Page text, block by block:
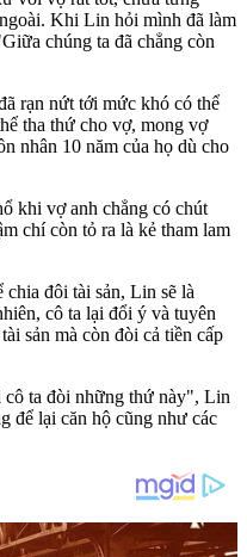
Khi Lin hỏi mình đã làm
chúng ta đã chẳng còn
rạn nứt tới mức khó có thể
tha thứ cho vợ, mong vợ
nhân 10 năm của họ dù cho
khi vợ anh chẳng có chút
chí còn tỏ ra là kẻ tham lam
đôi tài sản, Lin sẽ là
cô ta lại đổi ý và tuyên
sản mà còn đòi cả tiền cấp
ta đòi những thứ này", Lin
để lại căn hộ cũng như các